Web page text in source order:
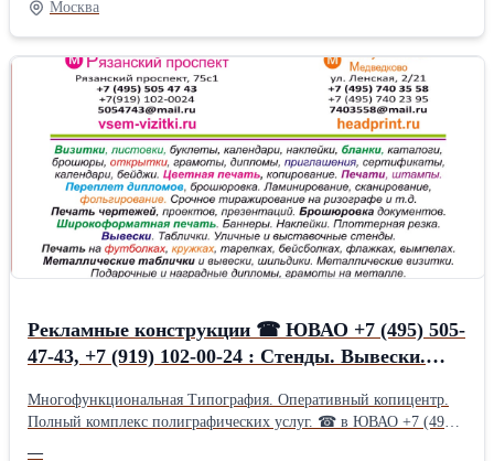
-Широкоформатная печать. Печать на холсте, бэклите, баннере,
самоклейке. -Трафаретная печать-Ризограф. Тиражирование.
Копирование. -Визитки, листовки, бланки, каталоги,
авторефераты, буклеты -Фотопечать любого размера -Печать
чертежей, лекал, проектов, отчетов, презентаций -Переплет,
брошюровка документов, дипломов, проектов, диссертаций,
чертежей -Нанесение изображения на футболки, одежду,
спортивную форму, спецодежду, кружки, металл -Печать лекал
чертежей, проектов на широкоформатном плоттере. Закатные
значки. УФ печать на любых материалах дерево, пластик,
металл, стекло. Сублимация, термоперенос, термотрансфер.
-Рекламные конструкции. Стенды. Вывески. Указатели.
Баннеры. Наклейки. Таблички. Щтендеры -Печати и штампы
пластике, металле, дереве... -Изготовление сувенирной
продукции -Лазерная резка, гравировка, фрезеровка График
работы: Пн пт: 10.00-20.00, сб. 10.00-19.00
Москва
Рекламные конструкции ☎ ЮВАО +7 (495) 505-
47-43, +7 (919) 102-00-24 : Стенды. Вывески.
Щтендеры. УФ печать на любых материалах.
Печать на одежде
Многофункциональная Типография. Оперативный копицентр.
Полный комплекс полиграфических услуг. ☎ в ЮВАО +7 (495)
—